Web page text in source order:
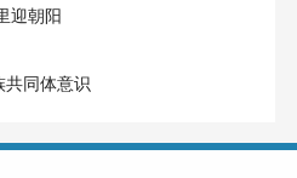
迎朝阳
共同体意识